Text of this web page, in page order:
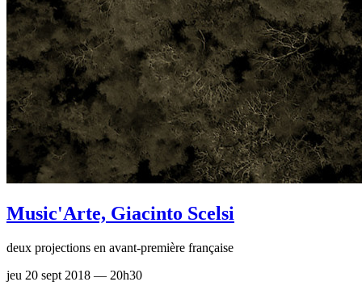
Music'Arte, Giacinto Scelsi
deux projections en avant-première française
jeu 20 sept 2018 — 20h30